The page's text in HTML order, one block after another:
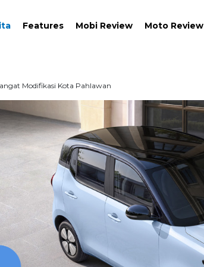
Features Mobi Review Moto Review
Modifikasi Kota Pahlawan